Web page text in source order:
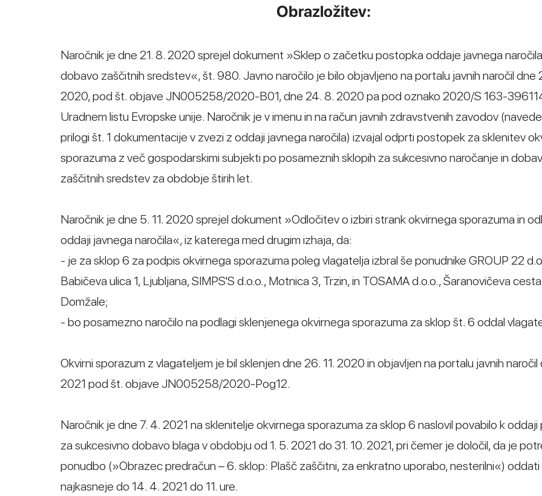
Obrazložitev:
Naročnik je dne 21. 8. 2020 sprejel dokument »Sklep o začetku postopka oddaje javnega
dobavo zaščitnih sredstev«, št. 980. Javno naročilo je bilo objavljeno na portalu javnih naročil dne
2020, pod št. objave JN005258/2020-B01, dne 24. 8. 2020 pa pod oznako 2020/S 163-
Uradnem listu Evropske unije. Naročnik je v imenu in na račun javnih zdravstvenih zavodov
prilogi št. 1 dokumentacije v zvezi z oddaji javnega naročila) izvajal odprti postopek za sklenitev
sporazuma z več gospodarskimi subjekti po posameznih sklopih za sukcesivno naročanje in
zaščitnih sredstev za obdobje štirih let.
Naročnik je dne 5. 11. 2020 sprejel dokument »Odločitev o izbiri strank okvirnega sporazuma in
oddaji javnega naročila«, iz katerega med drugim izhaja, da:
- je za sklop 6 za podpis okvirnega sporazuma poleg vlagatelja izbral še ponudnike GROUP 22
Babičeva ulica 1, Ljubljana, SIMPS'S d.o.o., Motnica 3, Trzin, in TOSAMA d.o.o., Šaranovičeva
Domžale;
- bo posamezno naročilo na podlagi sklenjenega okvirnega sporazuma za sklop št. 6 oddal
Okvirni sporazum z vlagateljem je bil sklenjen dne 26. 11. 2020 in objavljen na portalu javnih naročil
2021 pod št. objave JN005258/2020-Pog12.
Naročnik je dne 7. 4. 2021 na sklenitelje okvirnega sporazuma za sklop 6 naslovil povabilo k
za sukcesivno dobavo blaga v obdobju od 1. 5. 2021 do 31. 10. 2021, pri čemer je določil, da je
ponudbo (»Obrazec predračun – 6. sklop: Plašč zaščitni, za enkratno uporabo, nesterilni«) oddati
najkasneje do 14. 4. 2021 do 11. ure.